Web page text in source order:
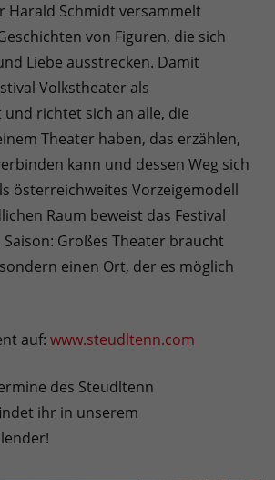
Harald Schmidt versammelt
von Figuren, die sich
Liebe ausstrecken. Damit
Volkstheater als
richtet sich an alle, die
Theater haben, das erzählen,
kann und dessen Weg sich
österreichweites Vorzeigemodell
Raum beweist das Festival
Saison: Großes Theater braucht
einen Ort, der es möglich
auf: www.steudltenn.com
des Steudltenn
ihr in unserem